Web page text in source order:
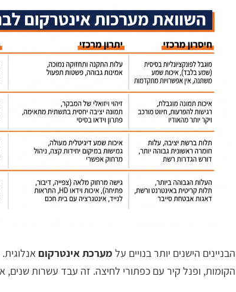
הבניינים הישנים יותר בנויים על מערכת אינטרקום
הקומות, ופנל קיר עם כפתורי לחיצה. זה עבד עשרות שנים,